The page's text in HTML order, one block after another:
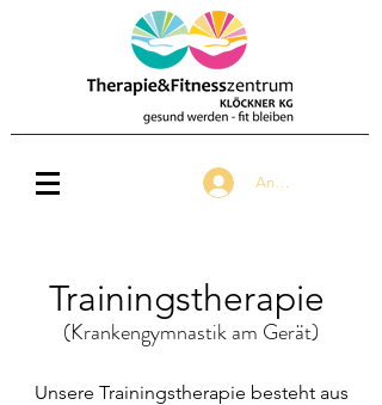
Anmelden
Trainingstherapie
(Krankengymnastik am Gerät)
Unsere Trainingstherapie besteht aus